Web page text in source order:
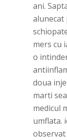
ani.
alunecat
mers cu
o
doua
marti
medicul
umflata.
observat